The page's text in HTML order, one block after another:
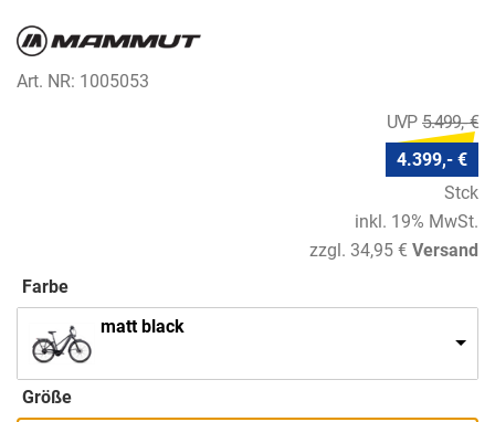
Art. NR: 1005053
5.499,- €
4.399,- €
Stck
inkl. 19% MwSt.
zzgl. 34,95 € Versand
Farbe
matt black
Größe